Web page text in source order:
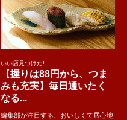
いい店見つけた!
【握りは88円から、つま
みも充実】毎日通いたく
なる...
編集部が注目する、おいしくて居心地